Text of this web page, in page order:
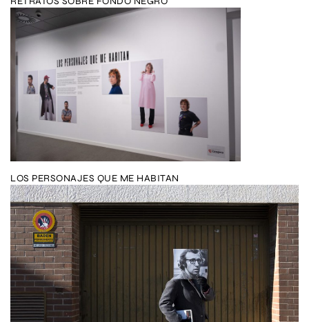
LOS PERSONAJES QUE ME HABITAN